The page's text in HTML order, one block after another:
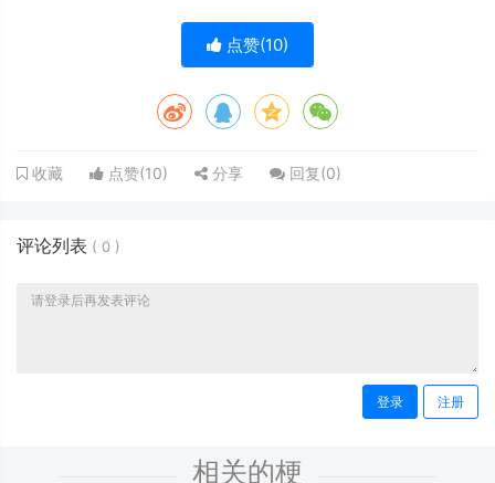
点赞(10)
收藏 点赞(10) 分享 回复(0)
评论列表 ( 0 )
登录 注册
相关的梗